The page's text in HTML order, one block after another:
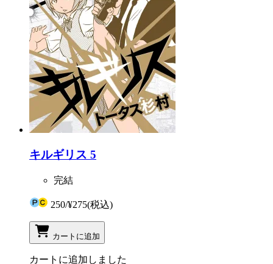
キルギリス 5
完結
250/¥275(税込)
カートに追加
カートに追加しました